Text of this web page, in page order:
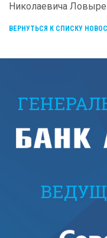
Николаевича
ВЕРНУТЬСЯ К СПИСКУ